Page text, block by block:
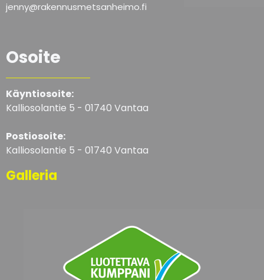
jenny@rakennusmetsanheimo.fi
Osoite
Käyntiosoite:
Kalliosolantie 5 - 01740 Vantaa
Postiosoite:
Kalliosolantie 5 - 01740 Vantaa
Galleria